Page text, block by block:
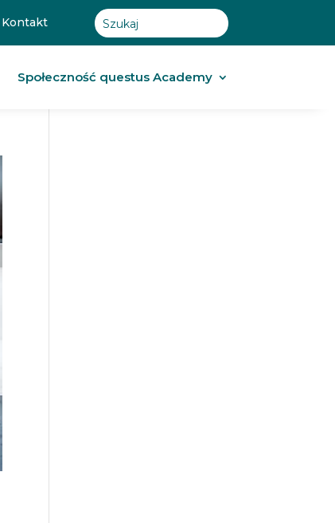
Kontakt
Społeczność questus Academy